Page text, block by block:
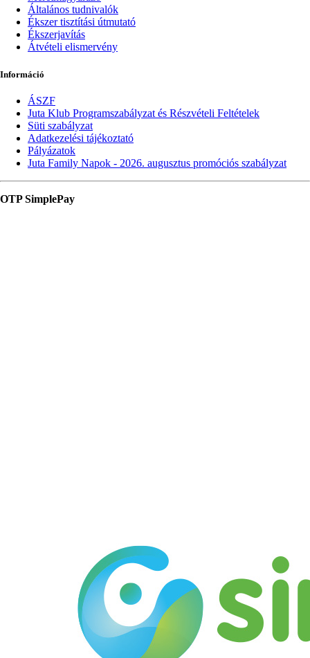
Általános tudnivalók
Ékszer tisztítási útmutató
Ékszerjavítás
Átvételi elismervény
Információ
ÁSZF
Juta Klub Programszabályzat és Részvételi Feltételek
Süti szabályzat
Adatkezelési tájékoztató
Pályázatok
Juta Family Napok - 2026. augusztus promóciós szabályzat
OTP SimplePay